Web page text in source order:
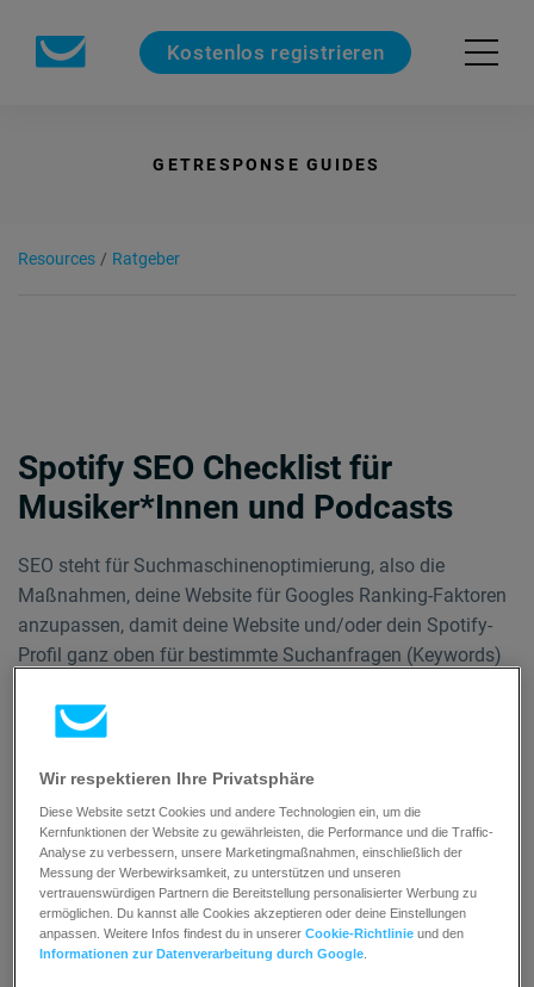
Kostenlos registrieren
GETRESPONSE GUIDES
Resources / Ratgeber
Spotify SEO Checklist für
Musiker*Innen und Podcasts
SEO steht für Suchmaschinenoptimierung, also die
Maßnahmen, deine Website für Googles Ranking-Faktoren
anzupassen, damit deine Website und/oder dein Spotify-
Profil ganz oben für bestimmte Suchanfragen (Keywords)
aufzubauen, ihre Reichweite zu erweitern und
Hörer*Innen zu generieren.
Wir respektieren Ihre Privatsphäre
Diese Website setzt Cookies und andere Technologien ein, um die
Kernfunktionen der Website zu gewährleisten, die Performance und die Traffic-
Analyse zu verbessern, unsere Marketingmaßnahmen, einschließlich der
Messung der Werbewirksamkeit, zu unterstützen und unseren
vertrauenswürdigen Partnern die Bereitstellung personalisierter Werbung zu
ermöglichen. Du kannst alle Cookies akzeptieren oder deine Einstellungen
anpassen. Weitere Infos findest du in unsererCookie-Richtlinie und den
Informationen zur Datenverarbeitung durch Google